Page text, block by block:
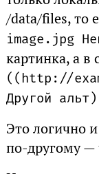
/data/files, то
image.jpg
картинка, а в
( (http: //
Другой альт)
Это логично
по-другому —